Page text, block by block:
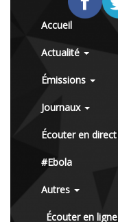
Accueil
Actualité
Émissions
Journaux
Écouter en direct
#Ebola
Autres
Écouter en ligne